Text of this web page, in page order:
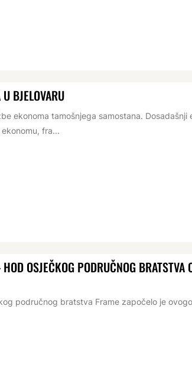
BJELOVARU
ekonoma tamošnjega samostana. Dosadašnji
fra...
OSJEČKOG PODRUČNOG BRATSTVA
područnog bratstva Frame započelo je